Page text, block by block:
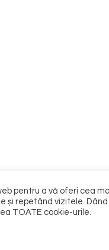
pentru a vă oferi cea
și repetând vizitele. Dând
TOATE cookie-urile.